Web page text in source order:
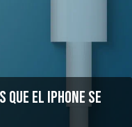
el iPhone se